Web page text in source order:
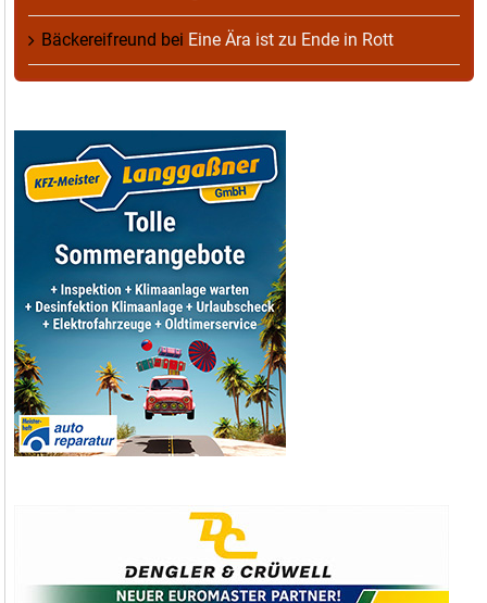
Bäckereifreund bei Eine Ära ist zu Ende in Rott